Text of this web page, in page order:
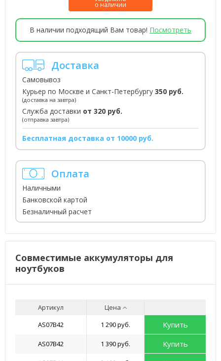
о наличии
В наличии подходящий Вам товар! Посмотреть
Доставка
Самовывоз
Курьер по Москве и Санкт-Петербургу 350 руб.
(доставка на завтра)
Служба доставки от 320 руб.
(отправка завтра)
Бесплатная доставка от 10000 руб.
Оплата
Наличными
Банковской картой
Безналичный расчет
Совместимые аккумуляторы для
ноутбуков
Артикул
Цена
AS07B42
1 290 руб. Купить
AS07B42 1 390 руб. Купить